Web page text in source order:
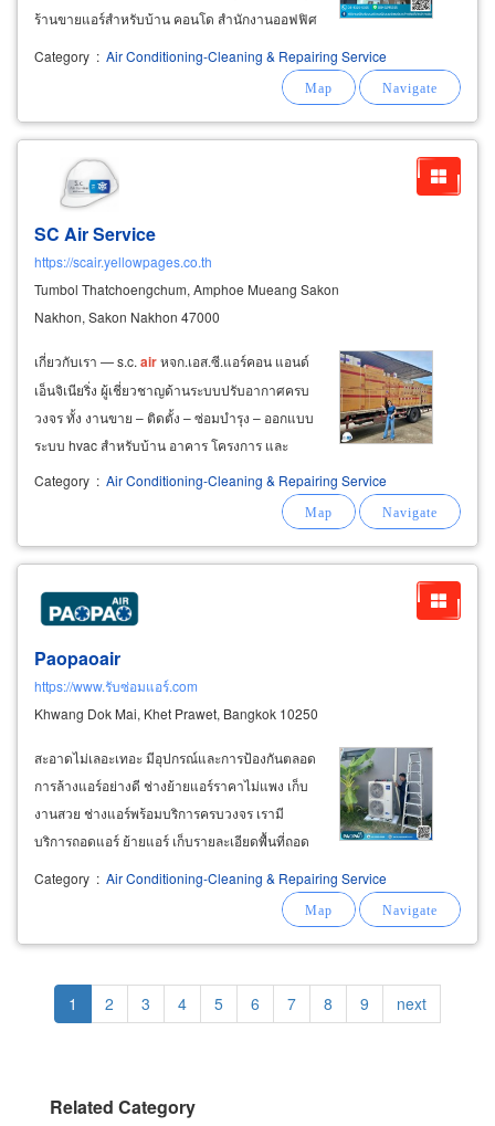
ร้านขายแอร์สำหรับบ้าน คอนโด สำนักงานออฟฟิศ
รับประกัน ติดแอร์หน้าร้อน ราคาไม่แพง แนะนำนัด
Category : Air Conditioning-Cleaning & Repairing Service
SC Air Service
https://scair.yellowpages.co.th
Tumbol Thatchoengchum, Amphoe Mueang Sakon
Nakhon, Sakon Nakhon 47000
เกี่ยวกับเรา — s.c. airหจก.เอส.ซี.แอร์คอน แอนด์
เอ็นจิเนียริ่ง ผู้เชี่ยวชาญด้านระบบปรับอากาศครบ
วงจร ทั้ง งานขาย – ติดตั้ง – ซ่อมบำรุง – ออกแบบ
ระบบ hvac สำหรับบ้าน อาคาร โครงการ และ
โรงงานอุตสาหกรรม เราคัดสรรแอร์คุณภาพจาก
แบรนด์ชั้นนำ เช่น daikin, mitsubishi electric,
Category : Air Conditioning-Cleaning & Repairing Service
Paopaoair
https://www.รับซ่อมแอร์.com
Khwang Dok Mai, Khet Prawet, Bangkok 10250
สะอาดไม่เลอะเทอะ มีอุปกรณ์และการป้องกันตลอด
การล้างแอร์อย่างดี ช่างย้ายแอร์ราคาไม่แพง เก็บ
งานสวย ช่างแอร์พร้อมบริการครบวงจร เรามี
บริการถอดแอร์ ย้ายแอร์ เก็บรายละเอียดพื้นที่ถอด
จากที่หนึ่งไปยังอีกที่หนึ่ง ย้ายเครื่องปรับอากาศ
Category : Air Conditioning-Cleaning & Repairing Service
Pagination
Current
page
1 Page
2 Page
3 Page
4 Page
5 Page
6 Page
7 Page
8 Page
9
Next
page
next
Related Category